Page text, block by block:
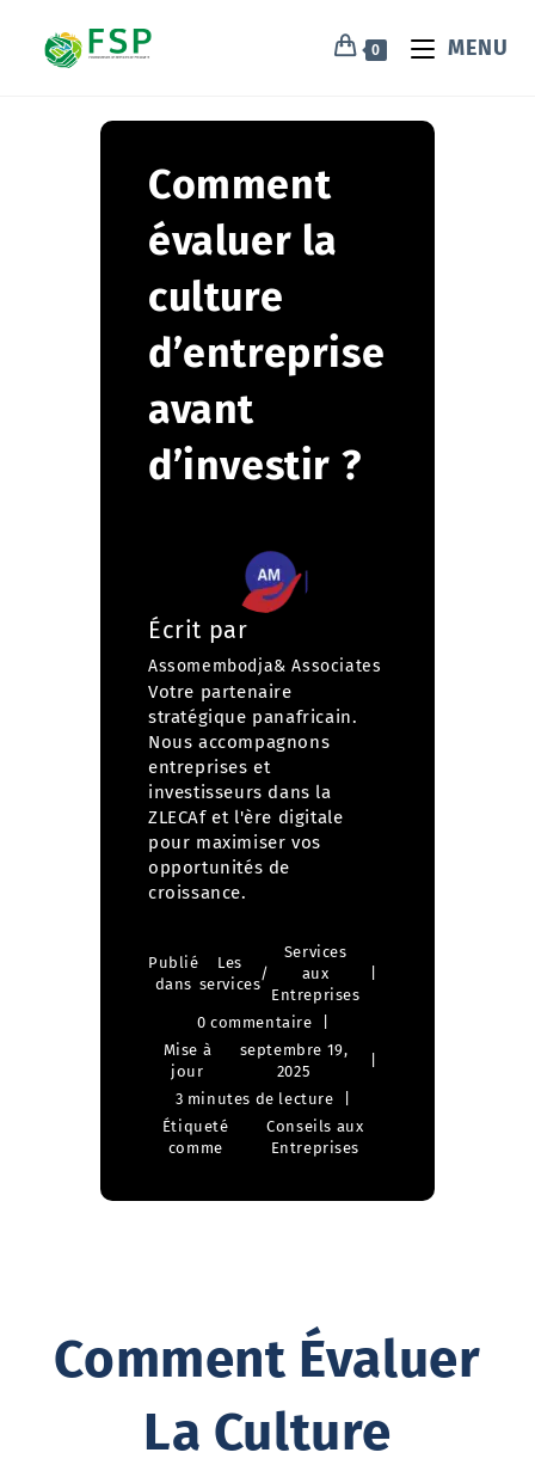
0 MENU
Comment
évaluer la
culture
d’entreprise
avant
d’investir ?
Écrit par
Assomembodja& Associates
Votre partenaire
stratégique panafricain.
Nous accompagnons
entreprises et
investisseurs dans la
ZLECAf et l'ère digitale
pour maximiser vos
opportunités de
croissance.
Publié
dans
Les
services
/
Services
aux
Entreprises
0 commentaire
Mise à
jour
septembre 19,
2025
3 minutes de lecture
Étiqueté
comme
Conseils aux
Entreprises
Comment Évaluer
La Culture